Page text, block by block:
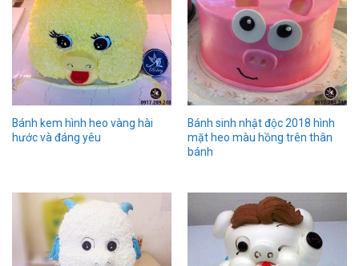
Bánh kem hình heo vàng hài
hước và đáng yêu
Bánh sinh nhật độc 2018 hình
mặt heo màu hồng trên thân
bánh